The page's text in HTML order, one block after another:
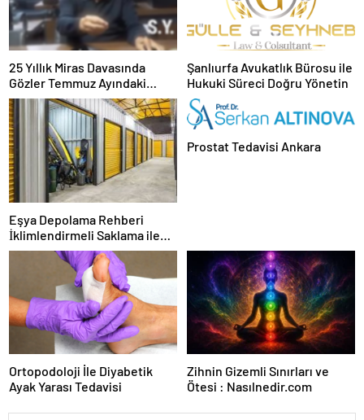
25 Yıllık Miras Davasında
Gözler Temmuz Ayındaki
Karar Duruşmasına Çevrildi
Şanlıurfa Avukatlık Bürosu ile
Hukuki Süreci Doğru Yönetin
Eşya Depolama Rehberi
İklimlendirmeli Saklama ile
Güvenli Kullanım
Prostat Tedavisi Ankara
Ortopodoloji İle Diyabetik
Ayak Yarası Tedavisi
Zihnin Gizemli Sınırları ve
Ötesi : Nasılnedir.com